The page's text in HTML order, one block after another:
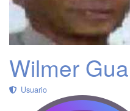
Wilmer
Usuario